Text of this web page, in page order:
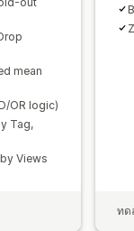
mean
OR logic)
Tag,
Views
ทด